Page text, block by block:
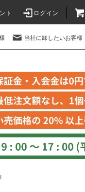
ト ログイン
当社に卸したいお客様